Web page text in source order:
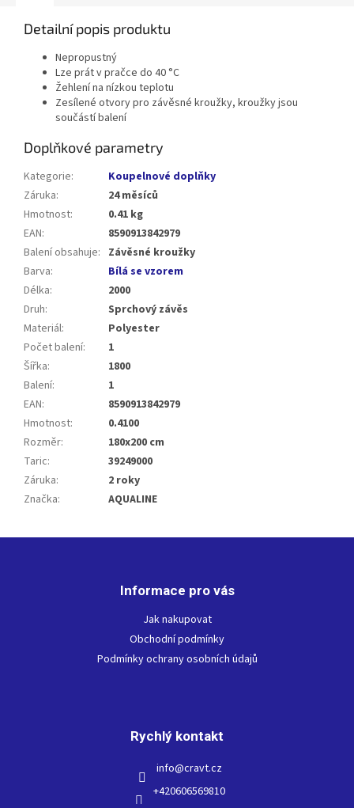
Detailní popis produktu
Nepropustný
Lze prát v pračce do 40 °C
Žehlení na nízkou teplotu
Zesílené otvory pro závěsné kroužky, kroužky jsou
součástí balení
Doplňkové parametry
Kategorie:
Koupelnové doplňky
Záruka:
24 měsíců
Hmotnost:
0.41 kg
EAN:
8590913842979
Balení obsahuje: Závěsné kroužky
Barva:
Bílá se vzorem
Délka:
2000
Druh:
Sprchový závěs
Materiál:
Polyester
Počet balení:
1
Šířka:
1800
Balení:
1
EAN:
8590913842979
Hmotnost:
0.4100
Rozměr:
180x200 cm
Taric:
39249000
Záruka:
2 roky
Značka: AQUALINE
Informace pro vás
Jak nakupovat
Obchodní podmínky
Podmínky ochrany osobních údajů
Rychlý kontakt
info@cravt.cz
+420606569810